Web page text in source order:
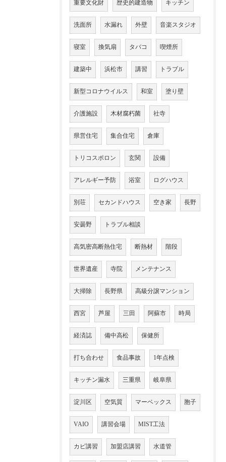
重要文化財 歴史的建造物 キッチン
洗面所 水漏れ 外壁 音楽スタジオ
寝室 換気扇 タバコ 喫煙所
建築中 浜松市 講習 トラブル
新型コロナウイルス 和室 塗り壁
介護施設 木材腐朽菌 社寺
県営住宅 集合住宅 倉庫
トリコスポロン 玄関 設備
アレルギー予防 浴室 ログハウス
別荘 セカンドハウス 空き家 長野
安曇野 トラブル相談
高気密高断熱住宅 断熱材 階段
世界遺産 寺院 メンテナンス
大掃除 長野県 高級分譲マンション
西宮 芦屋 三田 阿蘇市 時局
経済誌 備中高松 保健所
打ち合わせ 食品事故 1年点検
キッチン漏水 三重県 岐阜県
淀川区 空気質 マーベックス 胞子
VAIO 講習会場 MIST工法
カビ講習 加盟店講習 水道管